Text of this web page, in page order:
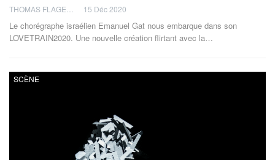
15 Déc 2020
Le chorégraphe israélien Emanuel Gat nous embarque dans son
LOVETRAIN2020. Une nouvelle création flirtant avec la…
SCÈNE